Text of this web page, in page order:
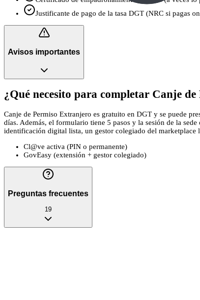
Justificante de pago de la tasa DGT (NRC si pagas
Avisos importantes
¿Qué necesito para completar Canje
Canje de Permiso Extranjero es gratuito en DGT y se puede
días. Además, el formulario tiene 5 pasos y la sesión de la
identificación digital lista, un gestor colegiado del marketplace
Cl@ve activa (PIN o permanente)
GovEasy (extensión + gestor colegiado)
Preguntas frecuentes
19